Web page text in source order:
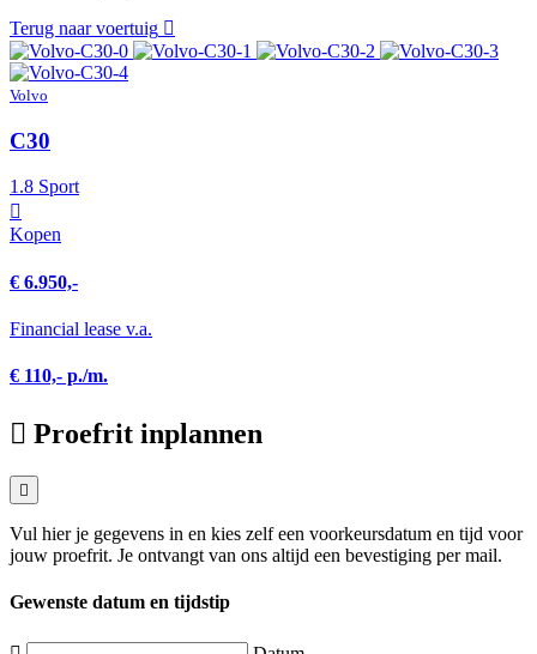
Terug naar voertuig
Volvo
C30
1.8 Sport
Kopen
€ 6.950,-
Financial lease v.a.
€ 110,- p./m.
Proefrit inplannen
Vul hier je gegevens in en kies zelf een voorkeursdatum en tijd voor
jouw proefrit. Je ontvangt van ons altijd een bevestiging per mail.
Gewenste datum en tijdstip